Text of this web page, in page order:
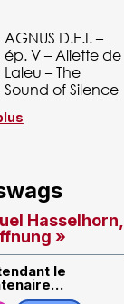
AGNUS D.E.I. –
ép. V – Aliette de
Laleu – The
Sound of Silence
Hasselhorn,
»
le